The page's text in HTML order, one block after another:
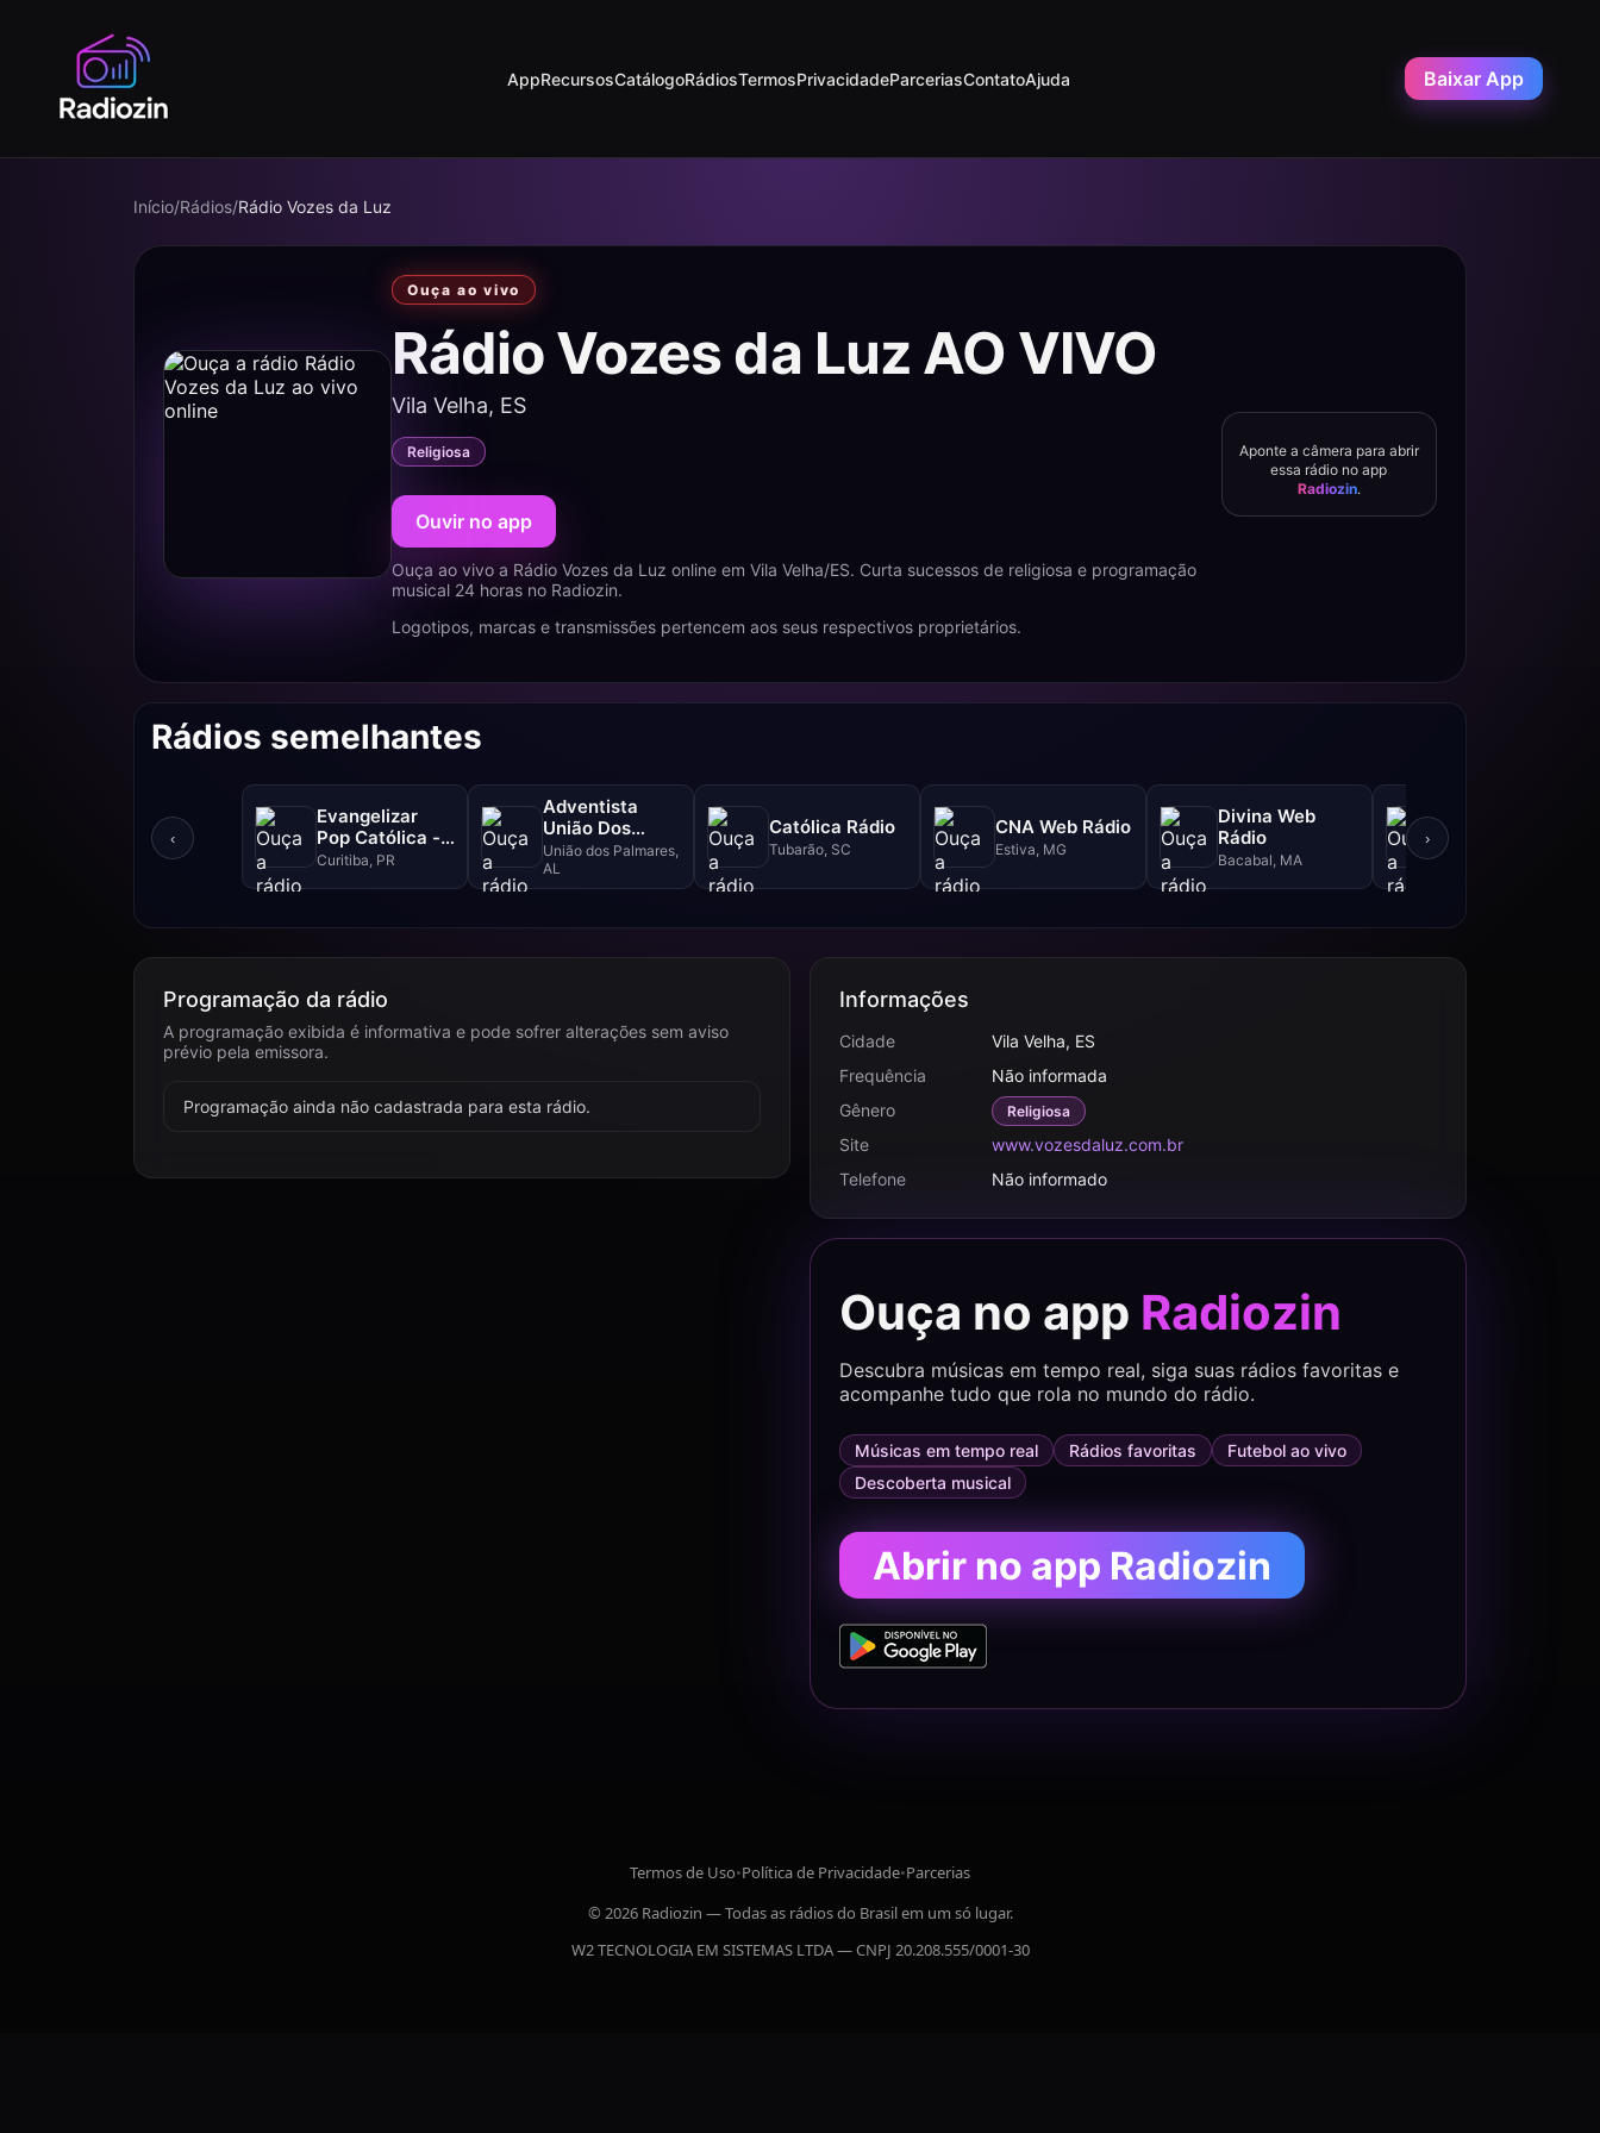
AppRecursosCatálogoRádiosTermosPrivacidadeParceriasContatoAjuda Baixar App
Início/Rádios/Rádio Vozes da Luz
Ouça ao vivo
Rádio Vozes da Luz AO VIVO
Vila Velha, ES
Religiosa
Ouvir no app
Ouça ao vivo a Rádio Vozes da Luz online em Vila Velha/ES. Curta sucessos de religiosa e programação
musical 24 horas no Radiozin.
Logotipos, marcas e transmissões pertencem aos seus respectivos proprietários.
Aponte a câmera para abrir
essa rádio no app
Radiozin.
Rádios semelhantes
‹
Evangelizar
Pop Católica -
99.5 FM
Curitiba, PR
Adventista
União Dos
Palmares
União dos Palmares,
AL
Católica Rádio
Tubarão, SC
CNA Web Rádio
Estiva, MG
Divina Web
Rádio
Bacabal, MA
Pentecostes
›
Programação da rádio
A programação exibida é informativa e pode sofrer alterações sem aviso
prévio pela emissora.
Programação ainda não cadastrada para esta rádio.
Informações
Cidade
Vila Velha, ES
Frequência
Não informada
Gênero
Religiosa
Site
www.vozesdaluz.com.br
Telefone
Não informado
Ouça no app Radiozin
Descubra músicas em tempo real, siga suas rádios favoritas e
acompanhe tudo que rola no mundo do rádio.
Músicas em tempo real Rádios favoritas
Futebol ao vivo
Descoberta musical
Abrir no app Radiozin
Termos de Uso•Política de Privacidade•Parcerias
© 2026 Radiozin — Todas as rádios do Brasil em um só lugar.
W2 TECNOLOGIA EM SISTEMAS LTDA — CNPJ 20.208.555/0001-30